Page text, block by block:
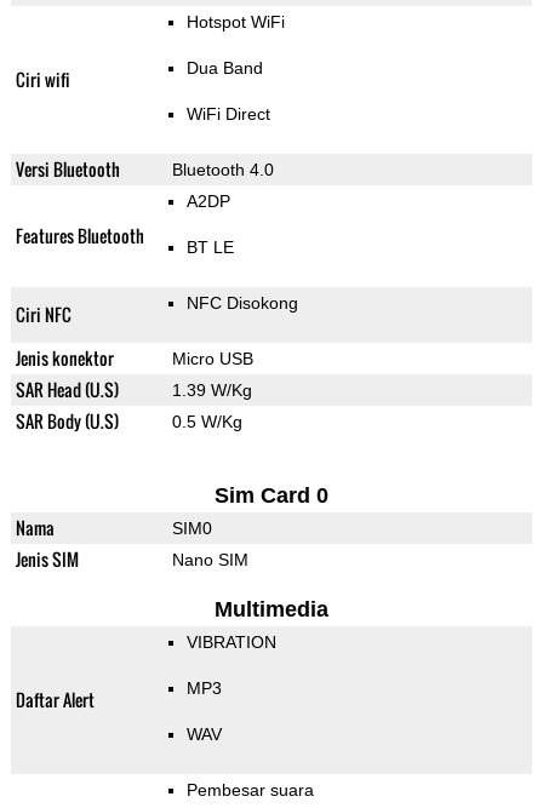
Ciri wifi
Hotspot WiFi
Dua Band
WiFi Direct
Versi Bluetooth Bluetooth 4.0
Features Bluetooth
A2DP
BT LE
Ciri NFC NFC Disokong
Jenis konektor Micro USB
SAR Head (U.S) 1.39 W/Kg
SAR Body (U.S) 0.5 W/Kg
Sim Card 0
Nama SIM0
Jenis SIM Nano SIM
Multimedia
Daftar Alert
VIBRATION
MP3
WAV
Pembesar suara